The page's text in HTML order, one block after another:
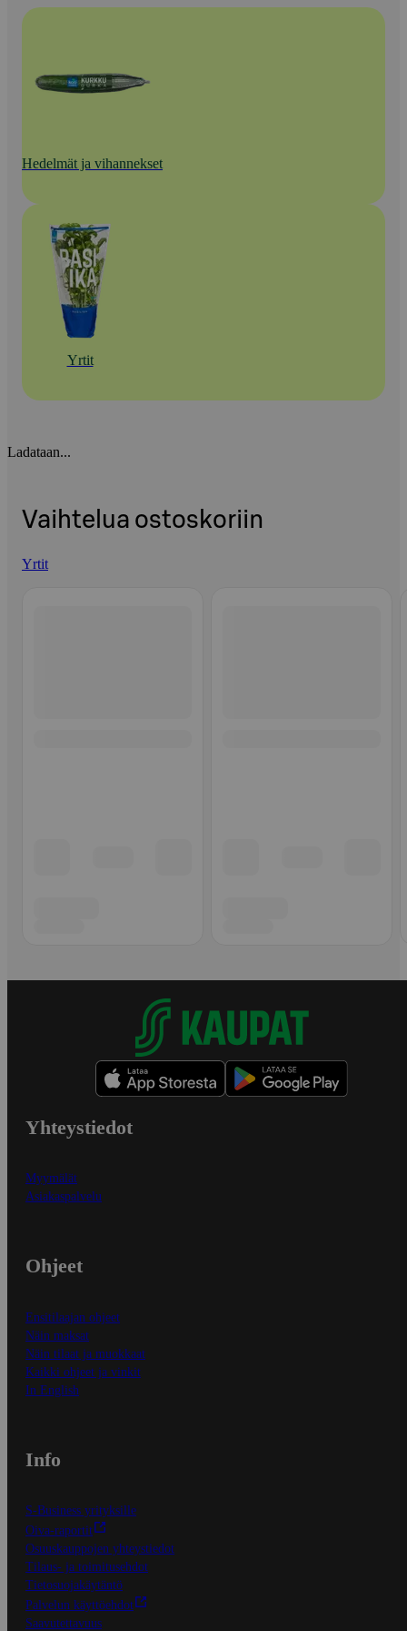
Hedelmät ja vihannekset
Yrtit
Ladataan...
Vaihtelua ostoskoriin
Yrtit
Yhteystiedot
Myymälät
Asiakaspalvelu
Ohjeet
Ensitilaajan ohjeet
Näin maksat
Näin tilaat ja muokkaat
Kaikki ohjeet ja vinkit
In English
Info
S-Business yrityksille
Oiva-raportit
Osuuskauppojen yhteystiedot
Tilaus- ja toimitusehdot
Tietosuojakäytäntö
Palvelun käyttöehdot
Saavutettavuus